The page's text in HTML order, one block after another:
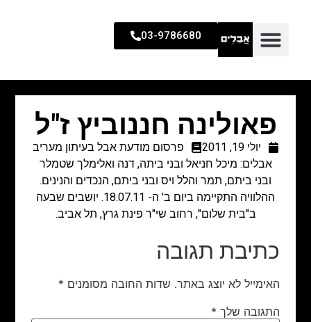
03-9786680
פאולינה חננוביץ ז"ל
יולי 19, 2011
פרסום מודעת אבל בעיתון מעריב
אבלים: מיכל חניאל ובני ביתה, דנה ואלימלך שטמלר
ובני ביתם, תמר והלל ויס ובני ביתם, הנכדים והנינים.
ההלוויה התקיימה ביום ב' ה- 18.07.11. יושבים שבעה
ב"בית שלום", רחוב שי"ר פינת גרץ, תל אביב.
כתיבת תגובה
האימייל לא יוצג באתר. שדות החובה מסומנים *
התגובה שלך *